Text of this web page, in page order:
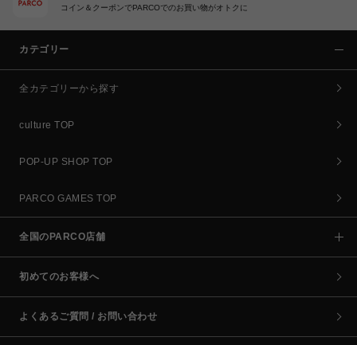
コイン＆クーポンでPARCOでのお買い物がオトクに
カテゴリー
全カテゴリーから探す
culture TOP
POP-UP SHOP TOP
PARCO GAMES TOP
全国のPARCO店舗
初めてのお客様へ
よくあるご質問 / お問い合わせ